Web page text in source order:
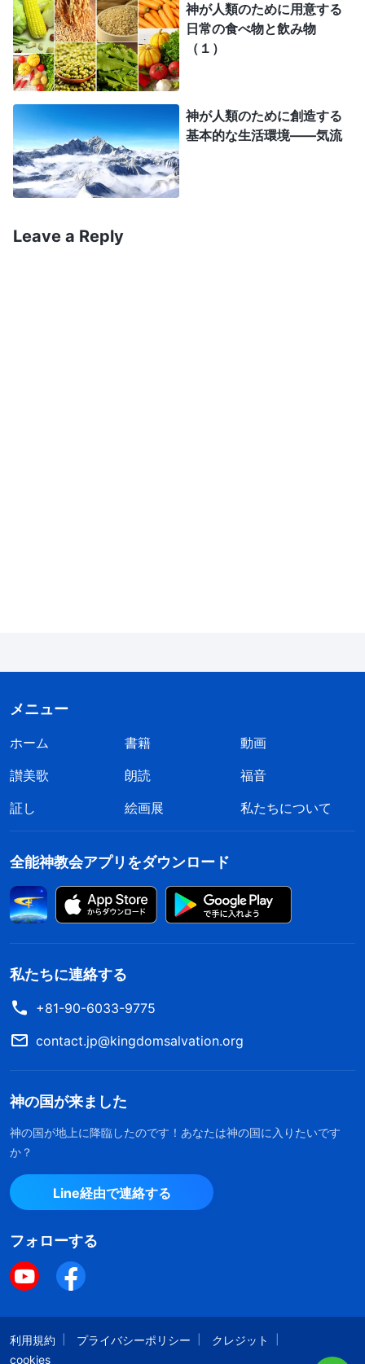
う。生活の糧を得る源がないとしたら、これらの
人々はどこへ行けばよいでしょうか。生き続けるこ
とが極めて難しくなり、未来はなくなるでしょう。
水源がなくなり、河川や湖沼が干上がってしまった
ら、水に頼って暮らすすべての魚はそれでも存在す
るでしょうか。存在しないでしょう。水と魚に生活
の糧を頼る人々は、引き続き生存できるでしょう
か。こうした人々の食料や、生活の糧を得る源がな
ょう。つまり、ある民族が生活の糧や生存に関する
則が失われたとしたら、万物のうち、あらゆる生物
が存続できないでしょう。人類もまた、生存のため
てを失うとしたら、これまでのような世代を超えた
繁栄と繁殖は継続不可能になるはずです。人間が現
在まで生存してきたのは、神が人間にすべての被造
物を与え、様々な方法で人類を養ってきたからで
す。人類が現在まで、今日まで生存してきたのは、
ひとえに神が様々な方法で人類を養っているからで
す。自然の法則が整然としている、固定された好ま
で生存できるのです。これらの領域や境界を越えら
れる人はいません。なぜなら、それらを定めたのは
神だからです。神がこのように境界を定めたのはな
ぜですか。このことは全人類にとって大いに重要な
問題です。本当に重要な問題なのです。神はひとつ
して生存の手段を定めました。また神は、地球上の
様々な人や人種を分割し、それぞれの範囲を定めま
した。これが次に話す事項です。
神が人類のために用意する
日常の食べ物と飲み物
（１）
神が人類のために創造する
基本的な生活環境――気流
Leave a Reply
メニュー
ホーム 書籍
動画
讃美歌
朗読
福音
証し
絵画展 私たちについて
全能神教会アプリをダウンロード
私たちに連絡する
+81-90-6033-9775
contact.jp@kingdomsalvation.org
神の国が来ました
神の国が地上に降臨したのです！あなたは神の国に入りたいです
か？
Line経由で連絡する
フォローする
利用規約 プライバシーポリシー
クレジット
cookies